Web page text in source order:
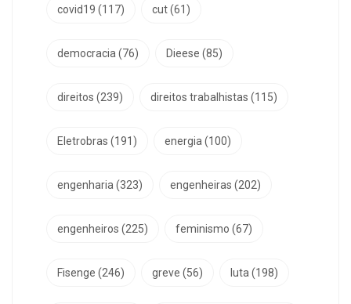
covid19 (117) cut(61)
democracia(76) Dieese (85)
direitos (239) direitos trabalhistas (115)
Eletrobras (191) energia(100)
engenharia(323) engenheiras (202)
engenheiros (225) feminismo (67)
Fisenge (246) greve (56) luta(198)